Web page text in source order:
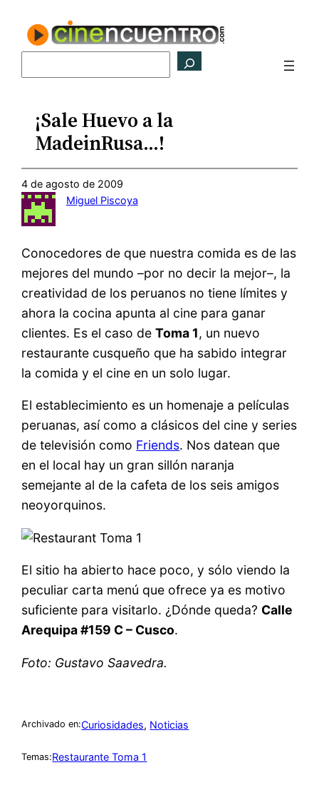
contenido
¡Sale Huevo a la
MadeinRusa…!
4 de agosto de 2009
Miguel Piscoya
Conocedores de que nuestra comida es de las
mejores del mundo –por no decir la mejor–, la
creatividad de los peruanos no tiene límites y
ahora la cocina apunta al cine para ganar
clientes. Es el caso deToma 1, un nuevo
restaurante cusqueño que ha sabido integrar
la comida y el cine en un solo lugar.
El establecimiento es un homenaje a películas
peruanas, así como a clásicos del cine y series
de televisión como Friends. Nos datean que
en el local hay un gran sillón naranja
semejante al de la cafeta de los seis amigos
neoyorquinos.
El sitio ha abierto hace poco, y sólo viendo la
peculiar carta menú que ofrece ya es motivo
suficiente para visitarlo. ¿Dónde queda? Calle
Arequipa #159 C – Cusco.
Foto: Gustavo Saavedra.
Archivado en:Curiosidades, Noticias
Temas:Restaurante Toma 1